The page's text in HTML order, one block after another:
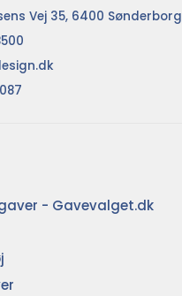
Vej 35, 6400 Sønderborg
- Gavevalget.dk